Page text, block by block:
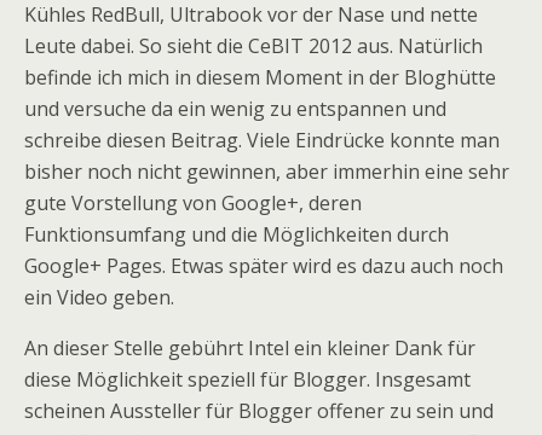
Kühles RedBull, Ultrabook vor der Nase und nette
Leute dabei. So sieht die CeBIT 2012 aus. Natürlich
befinde ich mich in diesem Moment in der Bloghütte
und versuche da ein wenig zu entspannen und
schreibe diesen Beitrag. Viele Eindrücke konnte man
bisher noch nicht gewinnen, aber immerhin eine sehr
gute Vorstellung von Google+, deren
Funktionsumfang und die Möglichkeiten durch
Google+ Pages. Etwas später wird es dazu auch noch
ein Video geben.
An dieser Stelle gebührt Intel ein kleiner Dank für
diese Möglichkeit speziell für Blogger. Insgesamt
scheinen Aussteller für Blogger offener zu sein und